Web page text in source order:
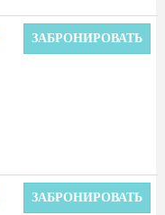
ЗАБРОНИРОВАТЬ
ЗАБРОНИРОВАТЬ